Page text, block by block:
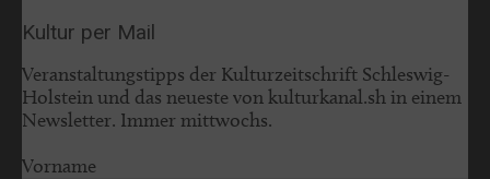
Kultur per Mail
Veranstaltungstipps der Kulturzeitschrift Schleswig-
Holstein und das neueste von kulturkanal.sh in einem
Newsletter. Immer mittwochs.
Vorname